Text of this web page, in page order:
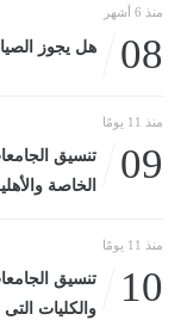
منذ 6 أشهر
08 هل يجوز
منذ 11 يومًا
09
الخاصة
منذ 11 يومًا
10
والكليات